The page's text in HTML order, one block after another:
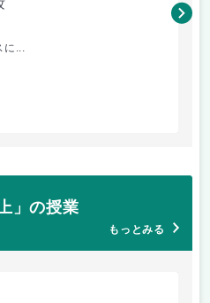
に...
秦
」の授業
もっとみる